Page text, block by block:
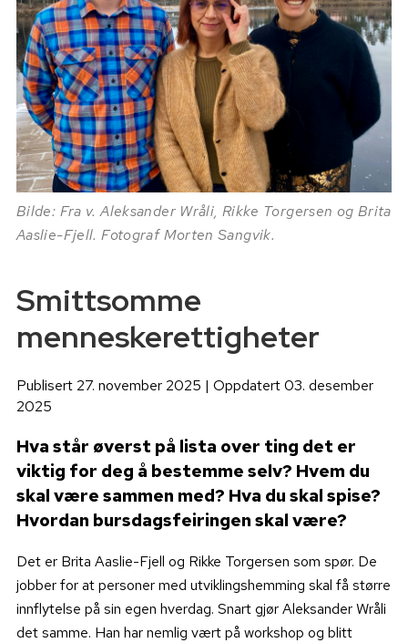
Bilde: Fra v. Aleksander Wråli, Rikke Torgersen og Brita
Aaslie-Fjell. Fotograf Morten Sangvik.
Smittsomme
menneskerettigheter
Publisert 27. november 2025 | Oppdatert 03. desember
2025
Hva står øverst på lista over ting det er
viktig for deg å bestemme selv? Hvem du
skal være sammen med? Hva du skal spise?
Hvordan bursdagsfeiringen skal være?
Det er Brita Aaslie-Fjell og Rikke Torgersen som spør. De
jobber for at personer med utviklingshemming skal få større
innflytelse på sin egen hverdag. Snart gjør Aleksander Wråli
det samme. Han har nemlig vært på workshop og blitt